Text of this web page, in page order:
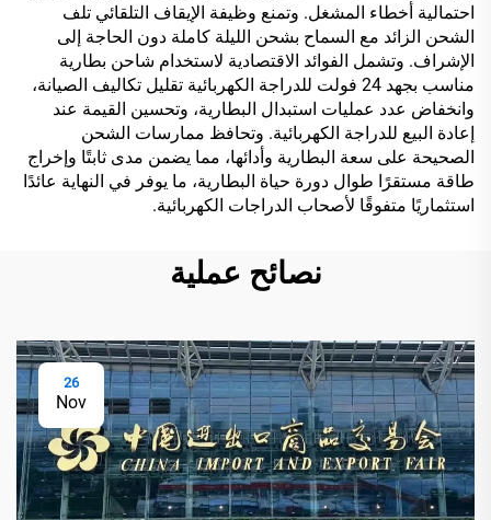
احتمالية أخطاء المشغل. وتمنع وظيفة الإيقاف التلقائي تلف
الشحن الزائد مع السماح بشحن الليلة كاملة دون الحاجة إلى
الإشراف. وتشمل الفوائد الاقتصادية لاستخدام شاحن بطارية
مناسب بجهد 24 فولت للدراجة الكهربائية تقليل تكاليف الصيانة،
وانخفاض عدد عمليات استبدال البطارية، وتحسين القيمة عند
إعادة البيع للدراجة الكهربائية. وتحافظ ممارسات الشحن
الصحيحة على سعة البطارية وأدائها، مما يضمن مدى ثابتًا وإخراج
طاقة مستقرًا طوال دورة حياة البطارية، ما يوفر في النهاية عائدًا
استثماريًا متفوقًا لأصحاب الدراجات الكهربائية.
نصائح عملية
26
Nov